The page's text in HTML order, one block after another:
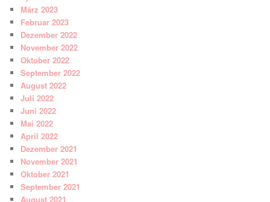
März 2023
Februar 2023
Dezember 2022
November 2022
Oktober 2022
September 2022
August 2022
Juli 2022
Juni 2022
Mai 2022
April 2022
Dezember 2021
November 2021
Oktober 2021
September 2021
August 2021